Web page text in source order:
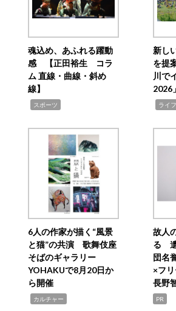
魂込め、あふれる躍動
感 【正田裕生 コラ
ム 直線・曲線・斜め
線】
スポーツ
新し
を提
川で
2026
ライ
6人の作家が描く“風景
と猫”の共演 歌舞伎座
そばのギャラリー
YOHAKUで8月20日か
ら開催
カルチャー
故人
る
団名
×フ
長野
PR